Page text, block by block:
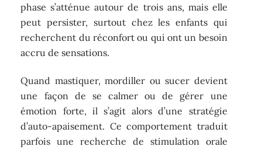
phase s’atténue autour de trois ans, mais elle
peut persister, surtout chez les enfants qui
recherchent du réconfort ou qui ont un besoin
accru de sensations.
Quand mastiquer, mordiller ou sucer devient
une façon de se calmer ou de gérer une
émotion forte, il s’agit alors d’une stratégie
d’auto-apaisement. Ce comportement traduit
parfois une recherche de stimulation orale